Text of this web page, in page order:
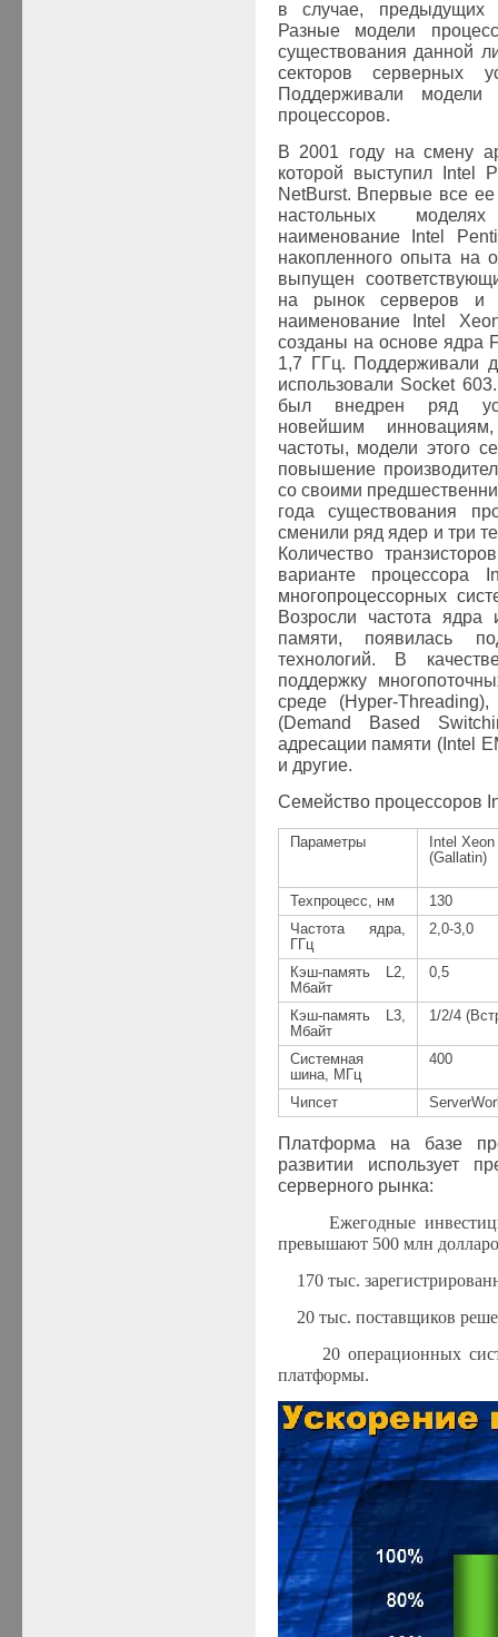
в случае, предыдущих
Разные модели
существования данной
секторов серверных
Поддерживали
процессоров.
В 2001 году на смену
которой выступил
Intel
NetBurst. Впервые все
настольных
наименование
Intel
накопленного опыта на
выпущен
на рынок серверов и
наименование
Intel
созданы на основе ядра
1,7 ГГц. Поддерживали
использовали Socket
был внедрен ряд
новейшим
частоты, модели этого
повышение
со своими
года существования
сменили ряд ядер и три
Количество
варианте процессора
многопроцессорных
Возросли частота
памяти, появилась
технологий.
В
поддержку
среде (Hyper-Threading),
(Demand
Based
адресации памяти ( Intel
и другие.
Семейство процессоров
Параметры
Intel
(Gallatin)
Техпроцесс, нм
130
Частота ядра,
ГГц
2,0-3,0
Кэш-память L2,
Мбайт
0,5
Кэш-память L3,
Мбайт
1/2/4
Системная
шина, МГц
400
Чипсет
Платформа на базе
развитии использует
серверного рынка:
Ежегодные
превышают 500 млн
170 тыс.
20 тыс. поставщиков
20 операционных
платформы.